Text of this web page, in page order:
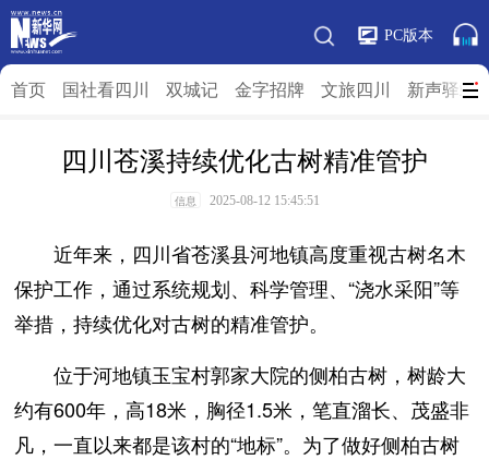
PC版本
首页 国社看四川 双城记 金字招牌 文旅四川 新声驿站
四川苍溪持续优化古树精准管护
信息 2025-08-12 15:45:51
近年来，四川省苍溪县河地镇高度重视古树名木
保护工作，通过系统规划、科学管理、“浇水采阳”等
举措，持续优化对古树的精准管护。
位于河地镇玉宝村郭家大院的侧柏古树，树龄大
约有600年，高18米，胸径1.5米，笔直溜长、茂盛非
凡，一直以来都是该村的“地标”。为了做好侧柏古树